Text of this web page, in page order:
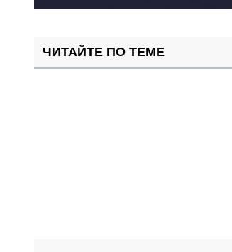
ЧИТАЙТЕ ПО ТЕМЕ